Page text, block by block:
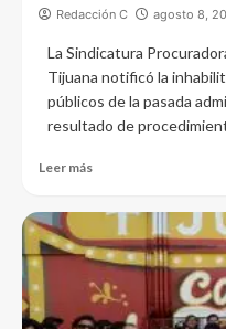
Redacción C agosto 8,
La Sindicatura
Tijuana notificó la
públicos de la pasada
resultado de
Leer más